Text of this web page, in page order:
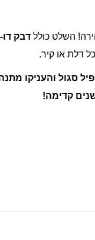
השלט כוללדבק
דלת או קיר.
סגול והעניקו
קדימה!